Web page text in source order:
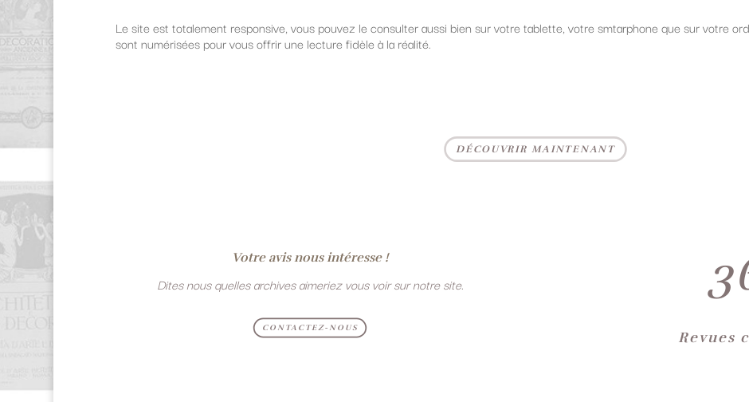
Le site est totalement responsive, vous pouvez le consulter aussi bien sur votre tablette, votre smtarphone que sur votre
sont numérisées pour vous offrir une lecture fidèle à la réalité.
DÉCOUVRIR MAINTENANT
Votre avis nous intéresse !
Dites nous quelles archives aimeriez vous voir sur notre site.
CONTACTEZ-NOUS
Revues